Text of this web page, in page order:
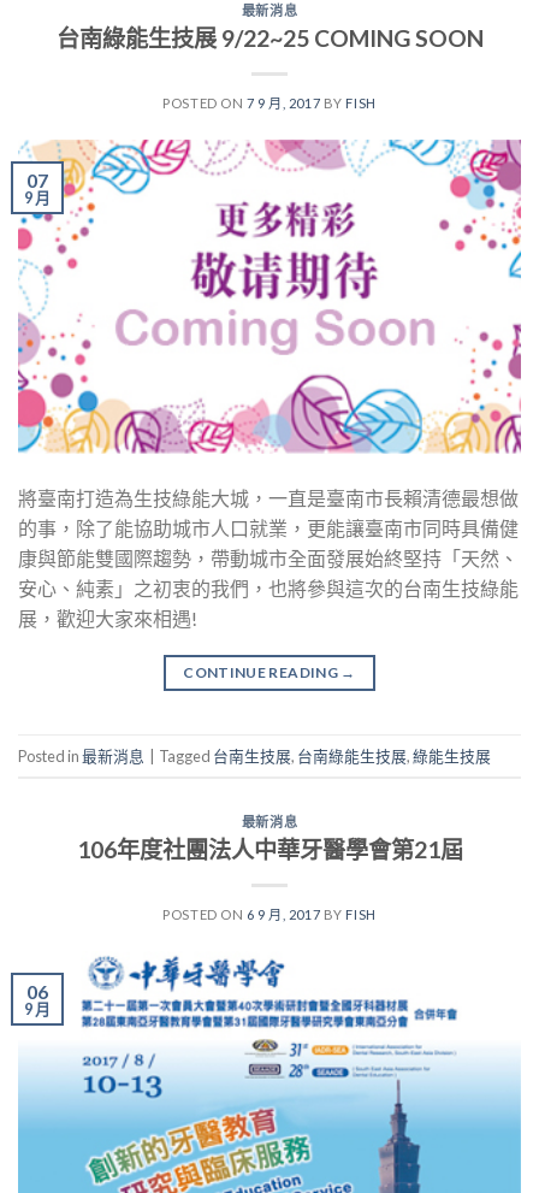
最新消息
台南綠能生技展 9/22~25 COMING SOON
POSTED ON 7 9 月, 2017 BY FISH
07
9 月
將臺南打造為生技綠能大城，一直是臺南市長賴清德最想做
的事，除了能協助城市人口就業，更能讓臺南市同時具備健
康與節能雙國際趨勢，帶動城市全面發展始終堅持「天然、
安心、純素」之初衷的我們，也將參與這次的台南生技綠能
展，歡迎大家來相遇!
CONTINUE READING →
Posted in最新消息 | Tagged 台南生技展, 台南綠能生技展,綠能生技展
最新消息
106年度社團法人中華牙醫學會第21屆
POSTED ON 6 9 月, 2017 BY FISH
06
9 月